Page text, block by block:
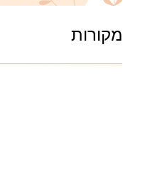
מקורות